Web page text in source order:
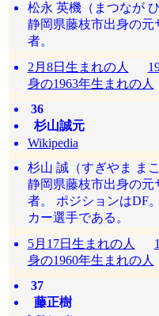
松永 英機（まつなが
静岡県藤枝市出身の
者。
2月8日生まれの人
身の1963年生まれの人
36
杉山誠元
Wikipedia
杉山 誠（すぎやま ま
静岡県藤枝市出身の
者。 ポジションはDF
カー選手である。
5月17日生まれの人
身の1960年生まれの人
37
藤正樹